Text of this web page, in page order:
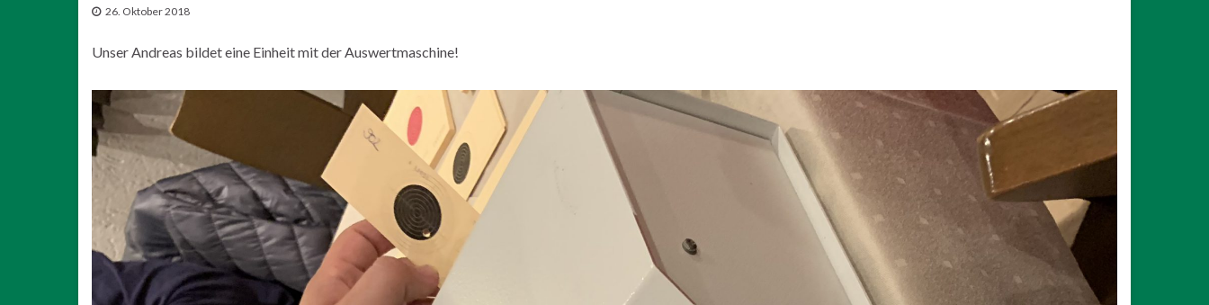
26. Oktober 2018
Unser Andreas bildet eine Einheit mit der Auswertmaschine!